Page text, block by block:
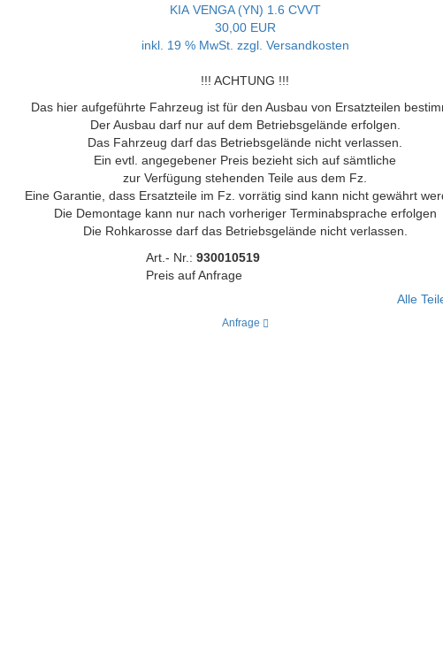
KIA VENGA (YN) 1.6 CVVT
30,00 EUR
inkl. 19 % MwSt. zzgl. Versandkosten
!!! ACHTUNG !!!
Das hier aufgeführte Fahrzeug ist für den Ausbau von Ersatzteilen
Der Ausbau darf nur auf dem Betriebsgelände erfolgen.
Das Fahrzeug darf das Betriebsgelände nicht verlassen.
Ein evtl. angegebener Preis bezieht sich auf sämtliche
zur Verfügung stehenden Teile aus dem Fz.
Eine Garantie, dass Ersatzteile im Fz. vorrätig sind kann nicht gewährt
Die Demontage kann nur nach vorheriger Terminabsprache erfolgen
Die Rohkarosse darf das Betriebsgelände nicht verlassen.
Art.- Nr.: 930010519
Preis auf Anfrage
Alle
Anfrage